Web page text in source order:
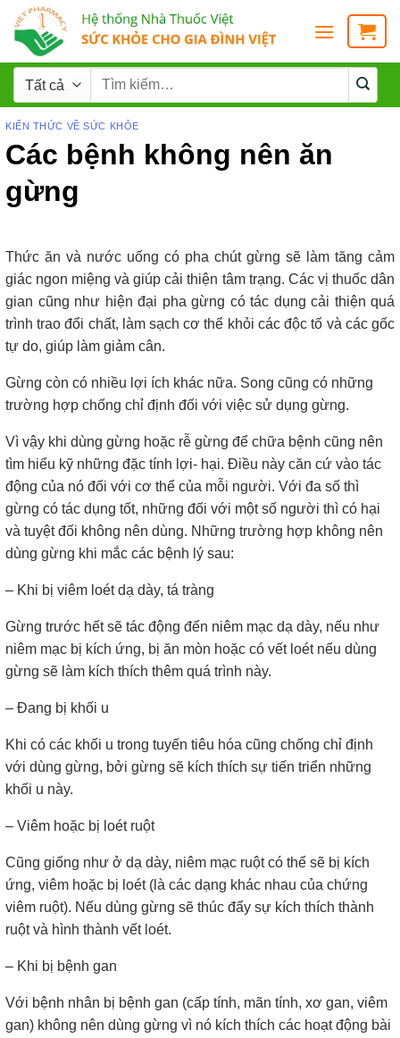
KIẾN THỨC VỀ SỨC KHỎE
Các bệnh không nên ăn
gừng
Thức ăn và nước uống có pha chút gừng sẽ làm tăng cảm
giác ngon miệng và giúp cải thiện tâm trạng. Các vị thuốc dân
gian cũng như hiện đại pha gừng có tác dụng cải thiện quá
trình trao đổi chất, làm sạch cơ thể khỏi các độc tố và các gốc
tự do, giúp làm giảm cân.
Gừng còn có nhiều lợi ích khác nữa. Song cũng có những
trường hợp chống chỉ định đối với việc sử dụng gừng.
Vì vậy khi dùng gừng hoặc rễ gừng để chữa bệnh cũng nên
tìm hiểu kỹ những đặc tính lợi- hại. Điều này căn cứ vào tác
động của nó đối với cơ thể của mỗi người. Với đa số thì
gừng có tác dụng tốt, những đối với một số người thì có hại
và tuyệt đối không nên dùng. Những trường hợp không nên
dùng gừng khi mắc các bệnh lý sau:
– Khi bị viêm loét dạ dày, tá tràng
Gừng trước hết sẽ tác động đến niêm mạc dạ dày, nếu như
niêm mạc bị kích ứng, bị ăn mòn hoặc có vết loét nếu dùng
gừng sẽ làm kích thích thêm quá trình này.
– Đang bị khối u
Khi có các khối u trong tuyến tiêu hóa cũng chống chỉ định
với dùng gừng, bởi gừng sẽ kích thích sự tiến triển những
khối u này.
– Viêm hoặc bị loét ruột
Cũng giống như ở dạ dày, niêm mạc ruột có thể sẽ bị kích
ứng, viêm hoặc bị loét (là các dạng khác nhau của chứng
viêm ruột). Nếu dùng gừng sẽ thúc đẩy sự kích thích thành
ruột và hình thành vết loét.
– Khi bị bệnh gan
Với bệnh nhân bị bệnh gan (cấp tính, mãn tính, xơ gan, viêm
gan) không nên dùng gừng vì nó kích thích các hoạt động bài